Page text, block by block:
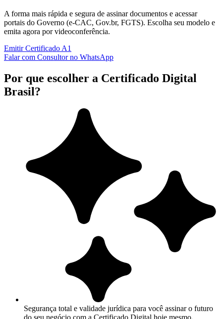
A forma mais rápida e segura de assinar documentos e acessar
portais do Governo (e-CAC, Gov.br, FGTS). Escolha seu modelo e
emita agora por videoconferência.
Emitir Certificado A1
Falar com Consultor no WhatsApp
Por que escolher a Certificado Digital
Brasil?
Segurança total e validade jurídica para você assinar o futuro